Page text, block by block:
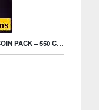
SEA OF THIEVES CASTAWAY’S ANCIENT COIN PACK – 550 COINS